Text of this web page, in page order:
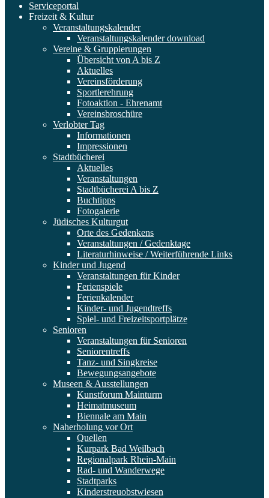
Serviceportal
Freizeit & Kultur
Veranstaltungskalender
Veranstaltungskalender download
Vereine & Gruppierungen
Übersicht von A bis Z
Aktuelles
Vereinsförderung
Sportlerehrung
Fotoaktion - Ehrenamt
Vereinsbroschüre
Verlobter Tag
Informationen
Impressionen
Stadtbücherei
Aktuelles
Veranstaltungen
Stadtbücherei A bis Z
Buchtipps
Fotogalerie
Jüdisches Kulturgut
Orte des Gedenkens
Veranstaltungen / Gedenktage
Literaturhinweise / Weiterführende Links
Kinder und Jugend
Veranstaltungen für Kinder
Ferienspiele
Ferienkalender
Kinder- und Jugendtreffs
Spiel- und Freizeitsportplätze
Senioren
Veranstaltungen für Senioren
Seniorentreffs
Tanz- und Singkreise
Bewegungsangebote
Museen & Ausstellungen
Kunstforum Mainturm
Heimatmuseum
Biennale am Main
Naherholung vor Ort
Quellen
Kurpark Bad Weilbach
Regionalpark Rhein-Main
Rad- und Wanderwege
Stadtparks
Kinderstreuobstwiesen